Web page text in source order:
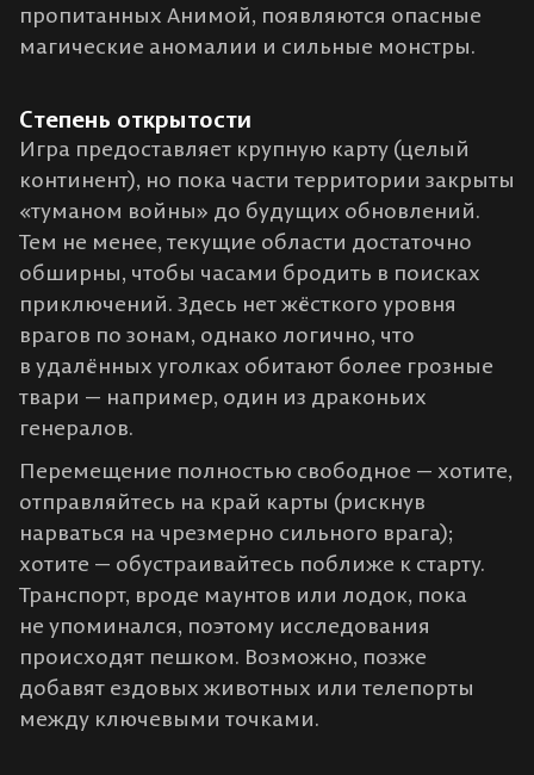
пропитанных Анимой, появляются опасные
магические аномалии и сильные монстры.
Степень открытости
Игра предоставляет крупную карту (целый
континент), но пока части территории закрыты
«туманом войны» до будущих обновлений​.
Тем не менее, текущие области достаточно
обширны, чтобы часами бродить в поисках
приключений. Здесь нет жёсткого уровня
врагов по зонам, однако логично, что
в удалённых уголках обитают более грозные
твари — например, один из драконьих
генералов.
Перемещение полностью свободное — хотите,
отправляйтесь на край карты (рискнув
нарваться на чрезмерно сильного врага);
хотите — обустраивайтесь поближе к старту.
Транспорт, вроде маунтов или лодок, пока
не упоминался, поэтому исследования
происходят пешком. Возможно, позже
добавят ездовых животных или телепорты
между ключевыми точками.